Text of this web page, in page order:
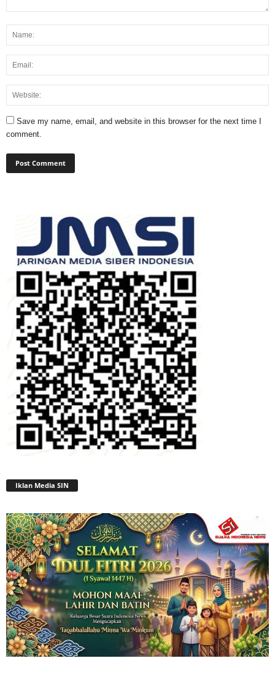
Save my name, email, and website in this browser for the next time I
comment.
Iklan Media SIN